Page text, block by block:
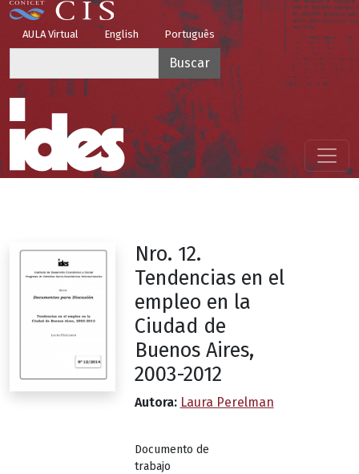
Pasar al contenido principal
Top Menu
AULA Virtual English Português
Menú principal
Nro. 12.
Tendencias en el
empleo en la
Ciudad de
Buenos Aires,
2003-2012
Autora: Laura Perelman
Documento de
trabajo